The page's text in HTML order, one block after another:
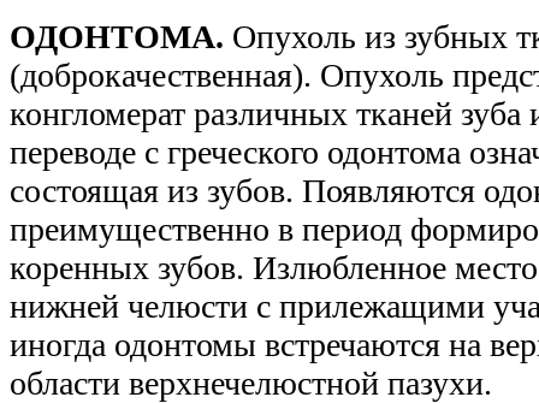
ОДОНТОМА. Опухоль из зубных
(доброкачественная). Опухоль
конгломерат различных тканей
переводе с греческого одонтома
состоящая из зубов. Появляются
преимущественно в период
коренных зубов. Излюбленное
нижней челюсти с прилежащими
иногда одонтомы встречаются на
области верхнечелюстной пазухи.